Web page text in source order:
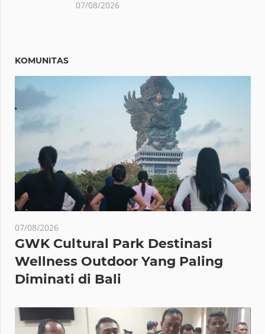
07/08/2026
KOMUNITAS
07/08/2026
GWK Cultural Park Destinasi
Wellness Outdoor Yang Paling
Diminati di Bali